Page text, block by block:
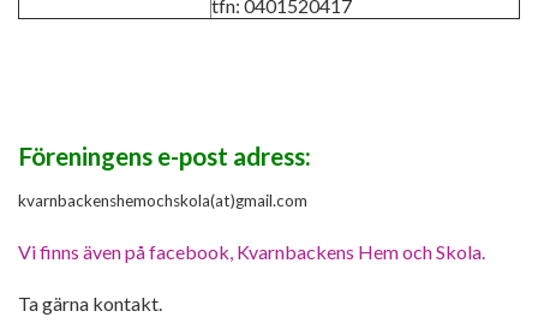
tfn: 0401520417
Föreningens e-post adress:
kvarnbackenshemochskola(at)gmail.com
Vi finns även på facebook, Kvarnbackens Hem och Skola.
Ta gärna kontakt.